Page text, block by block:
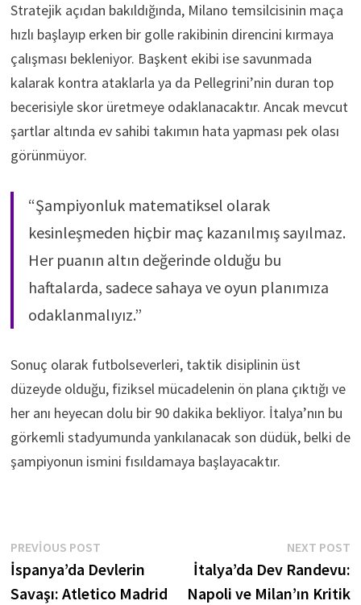
Stratejik açıdan bakıldığında, Milano temsilcisinin maça
hızlı başlayıp erken bir golle rakibinin direncini kırmaya
çalışması bekleniyor. Başkent ekibi ise savunmada
kalarak kontra ataklarla ya da Pellegrini’nin duran top
becerisiyle skor üretmeye odaklanacaktır. Ancak mevcut
şartlar altında ev sahibi takımın hata yapması pek olası
görünmüyor.
“Şampiyonluk matematiksel olarak
kesinleşmeden hiçbir maç kazanılmış sayılmaz.
Her puanın altın değerinde olduğu bu
haftalarda, sadece sahaya ve oyun planımıza
odaklanmalıyız.”
Sonuç olarak futbolseverleri, taktik disiplinin üst
düzeyde olduğu, fiziksel mücadelenin ön plana çıktığı ve
her anı heyecan dolu bir 90 dakika bekliyor. İtalya’nın bu
görkemli stadyumunda yankılanacak son düdük, belki de
şampiyonun ismini fısıldamaya başlayacaktır.
Yazı
gezinmesi
PREVIOUS POSTPrevious
post:
İspanya’da Devlerin
Savaşı: Atletico Madrid
NEXT POST
İtalya’da Dev Randevu:
Napoli ve Milan’ın Kritik